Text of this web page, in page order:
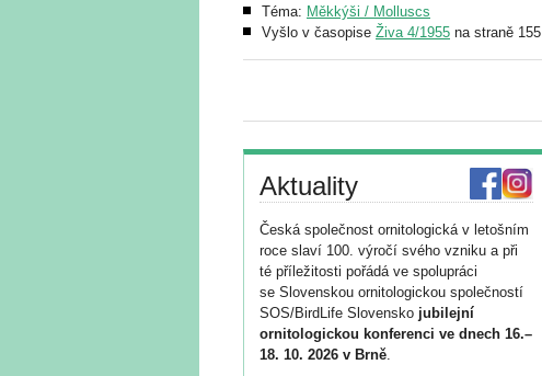
Téma: Měkkýši / Molluscs
Vyšlo v časopise Živa 4/1955 na straně 155
Aktuality
Česká společnost ornitologická v letošním
roce slaví 100. výročí svého vzniku a při
té příležitosti pořádá ve spolupráci
se Slovenskou ornitologickou společností
SOS/BirdLife Slovensko jubilejní
ornitologickou konferenci ve dnech 16.–
18. 10. 2026 v Brně.